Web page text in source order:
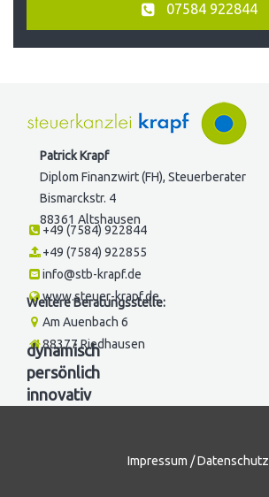
07584 922844
Patrick Krapf
Diplom Finanzwirt (FH), Steuerberater
Bismarckstr. 4
88361 Altshausen
+49 (7584) 922844
+49 (7584) 922855
info@stb-krapf.de
www.steuer-krapf.de
Weitere Beratungsstelle:
Am Auenbach 6
88377 Riedhausen
dynamisch
persönlich
innovativ
Impressum /Datenschutz